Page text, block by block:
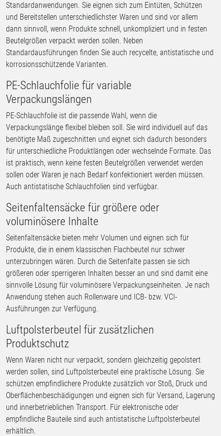
Standardanwendungen. Sie eignen sich zum Eintüten, Schützen
und Bereitstellen unterschiedlichster Waren und sind vor allem
dann sinnvoll, wenn Produkte schnell, unkompliziert und in festen
Beutelgrößen verpackt werden sollen. Neben
Standardausführungen finden Sie auch recycelte, antistatische und
korrosionsschützende Varianten.
PE-Schlauchfolie für variable
Verpackungslängen
PE-Schlauchfolie ist die passende Wahl, wenn die
Verpackungslänge flexibel bleiben soll. Sie wird individuell auf das
benötigte Maß zugeschnitten und eignet sich dadurch besonders
für unterschiedliche Produktlängen oder wechselnde Formate. Das
ist praktisch, wenn keine festen Beutelgrößen verwendet werden
sollen oder Waren je nach Bedarf konfektioniert werden müssen.
Auch antistatische Schlauchfolien sind verfügbar.
Seitenfaltensäcke für größere oder
voluminösere Inhalte
Seitenfaltensäcke bieten mehr Volumen und eignen sich für
Produkte, die in einem klassischen Flachbeutel nur schwer
unterzubringen wären. Durch die Seitenfalte passen sie sich
größeren oder sperrigeren Inhalten besser an und sind damit eine
sinnvolle Lösung für voluminösere Verpackungseinheiten. Je nach
Anwendung stehen auch Rollenware und ICB- bzw. VCI-
Ausführungen zur Verfügung.
Luftpolsterbeutel für zusätzlichen
Produktschutz
Wenn Waren nicht nur verpackt, sondern gleichzeitig gepolstert
werden sollen, sind Luftpolsterbeutel eine praktische Lösung. Sie
schützen empfindlichere Produkte zusätzlich vor Stoß, Druck und
Oberflächenbeschädigungen und eignen sich für Versand, Lagerung
und innerbetrieblichen Transport. Für elektronische oder
empfindliche Bauteile sind auch antistatische Luftpolsterbeutel
erhältlich.